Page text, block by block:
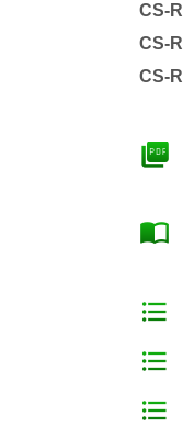
CS-
CS-
CS-